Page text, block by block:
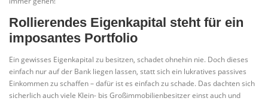
Rollierendes Eigenkapital steht für ein
imposantes Portfolio
Ein gewisses Eigenkapital zu besitzen, schadet ohnehin nie. Doch dieses
einfach nur auf der Bank liegen lassen, statt sich ein lukratives passives
Einkommen zu schaffen – dafür ist es einfach zu schade. Das dachten sich
sicherlich auch viele Klein- bis Großimmobilienbesitzer einst auch und